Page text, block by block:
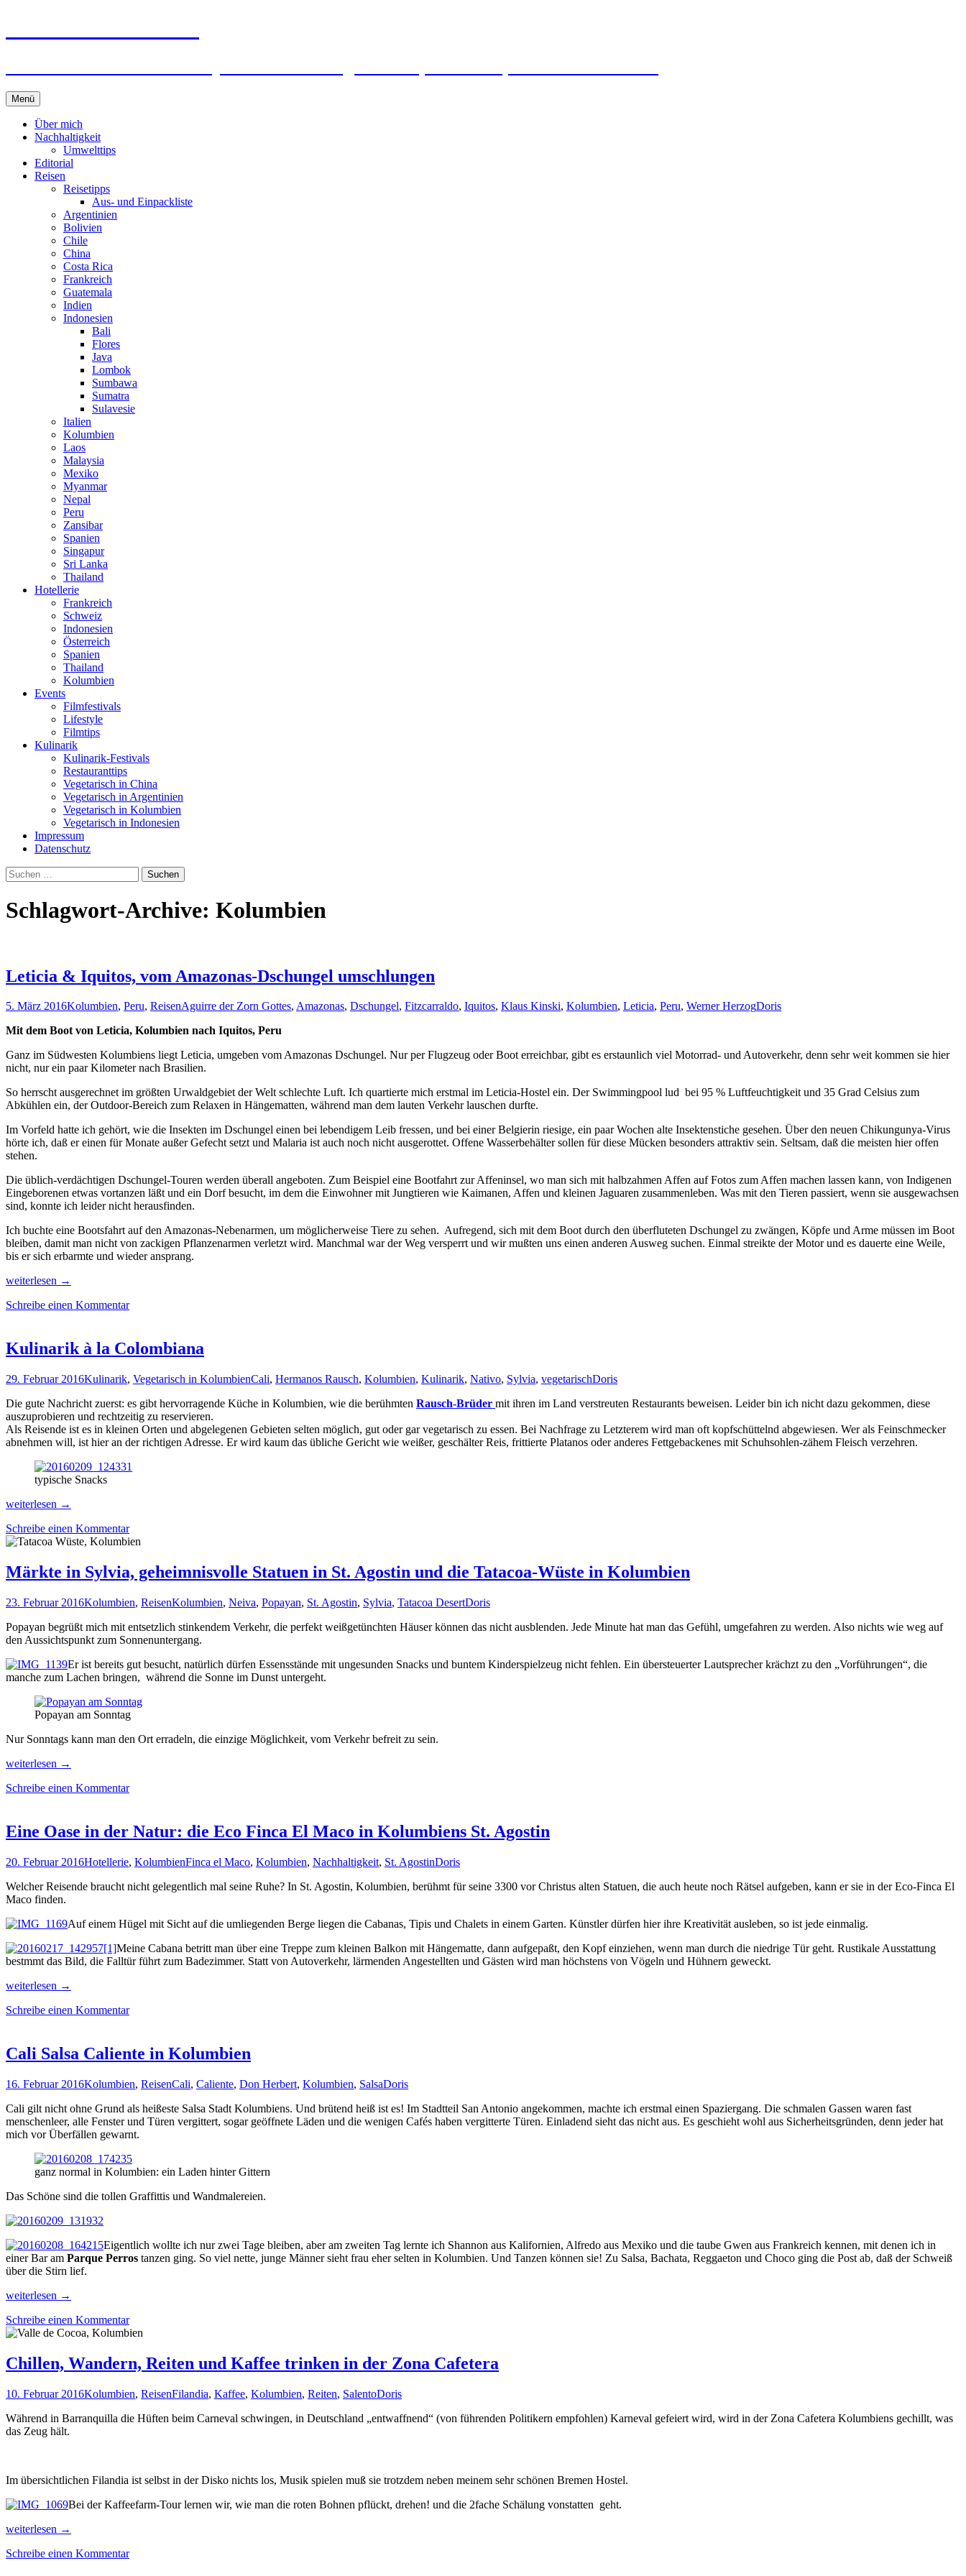
Menü Springe
zum
Inhalt
Über mich
Nachhaltigkeit
Umwelttips
Editorial
Reisen
Reisetipps
Aus- und Einpackliste
Argentinien
Bolivien
Chile
China
Costa Rica
Frankreich
Guatemala
Indien
Indonesien
Bali
Flores
Java
Lombok
Sumbawa
Sumatra
Sulavesie
Italien
Kolumbien
Laos
Malaysia
Mexiko
Myanmar
Nepal
Peru
Zansibar
Spanien
Singapur
Sri Lanka
Thailand
Hotellerie
Frankreich
Schweiz
Indonesien
Österreich
Spanien
Thailand
Kolumbien
Events
Filmfestivals
Lifestyle
Filmtips
Kulinarik
Kulinarik-Festivals
Restauranttips
Vegetarisch in China
Vegetarisch in Argentinien
Vegetarisch in Kolumbien
Vegetarisch in Indonesien
Impressum
Datenschutz
Suchen
nach:
Schlagwort-Archive: Kolumbien
Leticia & Iquitos, vom Amazonas-Dschungel umschlungen
5. März 2016Kolumbien, Peru, ReisenAguirre der Zorn Gottes, Amazonas, Dschungel, Fitzcarraldo, Iquitos, Klaus Kinski, Kolumbien, Leticia, Peru, Werner HerzogDoris
Mit dem Boot von Leticia, Kolumbien nach Iquitos, Peru
Ganz im Südwesten Kolumbiens liegt Leticia, umgeben vom Amazonas Dschungel. Nur per Flugzeug oder Boot erreichbar, gibt es erstaunlich viel Motorrad- und Autoverkehr, denn sehr weit kommen sie hier
nicht, nur ein paar Kilometer nach Brasilien.
So herrscht ausgerechnet im größten Urwaldgebiet der Welt schlechte Luft. Ich quartierte mich erstmal im Leticia-Hostel ein. Der Swimmingpool lud bei 95 % Luftfeuchtigkeit und 35 Grad Celsius zum
Abkühlen ein, der Outdoor-Bereich zum Relaxen in Hängematten, während man dem lauten Verkehr lauschen durfte.
Im Vorfeld hatte ich gehört, wie die Insekten im Dschungel einen bei lebendigem Leib fressen, und bei einer Belgierin riesige, ein paar Wochen alte Insektenstiche gesehen. Über den neuen Chikungunya-Virus
hörte ich, daß er einen für Monate außer Gefecht setzt und Malaria ist auch noch nicht ausgerottet. Offene Wasserbehälter sollen für diese Mücken besonders attraktiv sein. Seltsam, daß die meisten hier offen
stehen.
Die üblich-verdächtigen Dschungel-Touren werden überall angeboten. Zum Beispiel eine Bootfahrt zur Affeninsel, wo man sich mit halbzahmen Affen auf Fotos zum Affen machen lassen kann, von Indigenen
Eingeborenen etwas vortanzen läßt und ein Dorf besucht, im dem die Einwohner mit Jungtieren wie Kaimanen, Affen und kleinen Jaguaren zusammenleben. Was mit den Tieren passiert, wenn sie ausgewachsen
sind, konnte ich leider nicht herausfinden.
Ich buchte eine Bootsfahrt auf den Amazonas-Nebenarmen, um möglicherweise Tiere zu sehen. Aufregend, sich mit dem Boot durch den überfluteten Dschungel zu zwängen, Köpfe und Arme müssen im Boot
bleiben, damit man nicht von zackigen Pflanzenarmen verletzt wird. Manchmal war der Weg versperrt und wir mußten uns einen anderen Ausweg suchen. Einmal streikte der Motor und es dauerte eine Weile,
bis er sich erbarmte und wieder ansprang.
Leticia
Iquitos,
Dschungel
umschlungen
weiterlesen →
Schreibe einen Kommentar
Kulinarik à la Colombiana
29. Februar 2016Kulinarik, Vegetarisch in KolumbienCali, Hermanos Rausch, Kolumbien, Kulinarik, Nativo, Sylvia, vegetarischDoris
Die gute Nachricht zuerst: es gibt hervorragende Küche in Kolumbien, wie die berühmten Rausch-Brüder mit ihren im Land verstreuten Restaurants beweisen. Leider bin ich nicht dazu gekommen, diese
auszuprobieren und rechtzeitig zu reservieren.
Als Reisende ist es in kleinen Orten und abgelegenen Gebieten selten möglich, gut oder gar vegetarisch zu essen. Bei Nachfrage zu Letzterem wird man oft kopfschüttelnd abgewiesen. Wer als Feinschmecker
abnehmen will, ist hier an der richtigen Adresse. Er wird kaum das übliche Gericht wie weißer, geschälter Reis, frittierte Platanos oder anderes Fettgebackenes mit Schuhsohlen-zähem Fleisch verzehren.
typische Snacks
Kulinarik
la
Colombiana
weiterlesen →
Schreibe einen Kommentar
Märkte in Sylvia, geheimnisvolle Statuen in St. Agostin und die Tatacoa-Wüste in Kolumbien
23. Februar 2016Kolumbien, ReisenKolumbien, Neiva, Popayan, St. Agostin, Sylvia, Tatacoa DesertDoris
Popayan begrüßt mich mit entsetzlich stinkendem Verkehr, die perfekt weißgetünchten Häuser können das nicht ausblenden. Jede Minute hat man das Gefühl, umgefahren zu werden. Also nichts wie weg auf
den Aussichtspunkt zum Sonnenuntergang.
Er ist bereits gut besucht, natürlich dürfen Essensstände mit ungesunden Snacks und buntem Kinderspielzeug nicht fehlen. Ein übersteuerter Lautsprecher krächzt zu den „Vorführungen“, die
manche zum Lachen bringen, während die Sonne im Dunst untergeht.
Popayan am Sonntag
Nur Sonntags kann man den Ort erradeln, die einzige Möglichkeit, vom Verkehr befreit zu sein.
Märkte
Sylvia,
in
St.
und
Tatacoa-
Wüste
in
Kolumbien
weiterlesen →
Schreibe einen Kommentar
Eine Oase in der Natur: die Eco Finca El Maco in Kolumbiens St. Agostin
20. Februar 2016Hotellerie, KolumbienFinca el Maco, Kolumbien, Nachhaltigkeit, St. AgostinDoris
Welcher Reisende braucht nicht gelegentlich mal seine Ruhe? In St. Agostin, Kolumbien, berühmt für seine 3300 vor Christus alten Statuen, die auch heute noch Rätsel aufgeben, kann er sie in der Eco-Finca El
Maco finden.
Auf einem Hügel mit Sicht auf die umliegenden Berge liegen die Cabanas, Tipis und Chalets in einem Garten. Künstler dürfen hier ihre Kreativität ausleben, so ist jede einmalig.
Meine Cabana betritt man über eine Treppe zum kleinen Balkon mit Hängematte, dann aufgepaßt, den Kopf einziehen, wenn man durch die niedrige Tür geht. Rustikale Ausstattung
bestmmt das Bild, die Falltür führt zum Badezimmer. Statt von Autoverkehr, lärmenden Angestellten und Gästen wird man höchstens von Vögeln und Hühnern geweckt.
Eine
in
die
Eco
El
in
Kolumbiens
St.
Agostin
weiterlesen →
Schreibe einen Kommentar
Cali Salsa Caliente in Kolumbien
16. Februar 2016Kolumbien, ReisenCali, Caliente, Don Herbert, Kolumbien, SalsaDoris
Cali gilt nicht ohne Grund als heißeste Salsa Stadt Kolumbiens. Und brütend heiß ist es! Im Stadtteil San Antonio angekommen, machte ich erstmal einen Spaziergang. Die schmalen Gassen waren fast
menschenleer, alle Fenster und Türen vergittert, sogar geöffnete Läden und die wenigen Cafés haben vergitterte Türen. Einladend sieht das nicht aus. Es geschieht wohl aus Sicherheitsgründen, denn jeder hat
mich vor Überfällen gewarnt.
ganz normal in Kolumbien: ein Laden hinter Gittern
Das Schöne sind die tollen Graffittis und Wandmalereien.
Eigentlich wollte ich nur zwei Tage bleiben, aber am zweiten Tag lernte ich Shannon aus Kalifornien, Alfredo aus Mexiko und die taube Gwen aus Frankreich kennen, mit denen ich in
einer Bar am Parque Perros tanzen ging. So viel nette, junge Männer sieht frau eher selten in Kolumbien. Und Tanzen können sie! Zu Salsa, Bachata, Reggaeton und Choco ging die Post ab, daß der Schweiß
über die Stirn lief.
Cali
Caliente
in
weiterlesen →
Schreibe einen Kommentar
Chillen, Wandern, Reiten und Kaffee trinken in der Zona Cafetera
10. Februar 2016Kolumbien, ReisenFilandia, Kaffee, Kolumbien, Reiten, SalentoDoris
Während in Barranquilla die Hüften beim Carneval schwingen, in Deutschland „entwaffnend“ (von führenden Politikern empfohlen) Karneval gefeiert wird, wird in der Zona Cafetera Kolumbiens gechillt, was
das Zeug hält.
Im übersichtlichen Filandia ist selbst in der Disko nichts los, Musik spielen muß sie trotzdem neben meinem sehr schönen Bremen Hostel.
Bei der Kaffeefarm-Tour lernen wir, wie man die roten Bohnen pflückt, drehen! und die 2fache Schälung vonstatten geht.
Chillen,
Reiten
weiterlesen →
Schreibe einen Kommentar